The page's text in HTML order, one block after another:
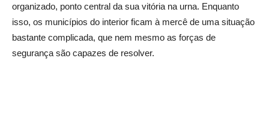
organizado, ponto central da sua vitória na urna. Enquanto
isso, os municípios do interior ficam à mercê de uma situação
bastante complicada, que nem mesmo as forças de
segurança são capazes de resolver.